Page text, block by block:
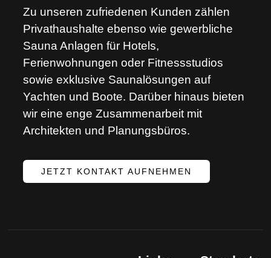
Zu unseren zufriedenen Kunden zählen
Privathaushalte ebenso wie gewerbliche
Sauna Anlagen für Hotels,
Ferienwohnungen oder Fitnessstudios
sowie exklusive Saunalösungen auf
Yachten und Boote. Darüber hinaus bieten
wir eine enge Zusammenarbeit mit
Architekten und Planungsbüros.
JETZT KONTAKT AUFNEHMEN